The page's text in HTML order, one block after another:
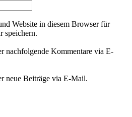
Website in diesem Browser für
speichern.
nachfolgende Kommentare via E-
neue Beiträge via E-Mail.